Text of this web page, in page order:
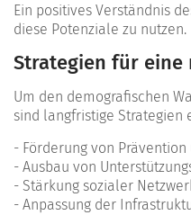
Ein positives Verständnis
diese Potenziale zu nutzen.
Strategien für
Um den demografischen
sind langfristige Strategien
- Förderung von
- Ausbau von
- Stärkung sozialer
- Anpassung der